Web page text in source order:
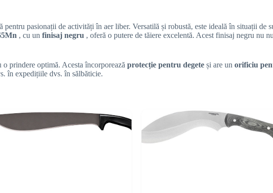
pentru pasionații de activități în aer liber. Versatilă și robustă, este ideală în situații de
, cu un finisaj negru , oferă o putere de tăiere excelentă. Acest finisaj negru nu
o prindere optimă. Acesta încorporează protecție pentru degete și are un orificiu
în expedițiile dvs. în sălbăticie.